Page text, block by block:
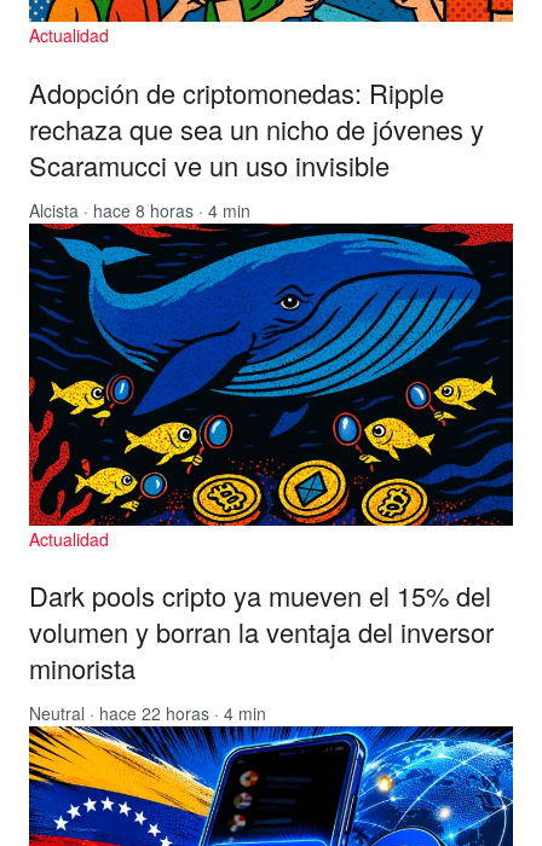
Actualidad
Adopción de criptomonedas: Ripple
rechaza que sea un nicho de jóvenes y
Scaramucci ve un uso invisible
Alcista · hace 8 horas · 4 min
Actualidad
Dark pools cripto ya mueven el 15% del
volumen y borran la ventaja del inversor
minorista
Neutral · hace 22 horas · 4 min